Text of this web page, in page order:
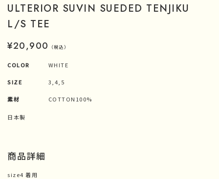
ULTERIOR SUVIN SUEDED TENJIKU
L/S TEE
¥20,900 （税込）
COLOR WHITE
SIZE 3,4,5
素材 COTTON100%
日本製
商品詳細
size4 着用